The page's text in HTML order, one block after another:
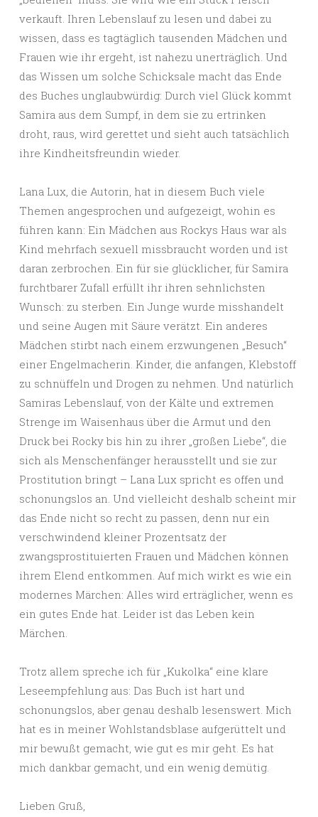
verkauft. Ihren Lebenslauf zu lesen und dabei zu
wissen, dass es tagtäglich tausenden Mädchen und
Frauen wie ihr ergeht, ist nahezu unerträglich. Und
das Wissen um solche Schicksale macht das Ende
des Buches unglaubwürdig: Durch viel Glück kommt
Samira aus dem Sumpf, in dem sie zu ertrinken
droht, raus, wird gerettet und sieht auch tatsächlich
ihre Kindheitsfreundin wieder.
Lana Lux, die Autorin, hat in diesem Buch viele
Themen angesprochen und aufgezeigt, wohin es
führen kann: Ein Mädchen aus Rockys Haus war als
Kind mehrfach sexuell missbraucht worden und ist
daran zerbrochen. Ein für sie glücklicher, für Samira
furchtbarer Zufall erfüllt ihr ihren sehnlichsten
Wunsch: zu sterben. Ein Junge wurde misshandelt
und seine Augen mit Säure verätzt. Ein anderes
Mädchen stirbt nach einem erzwungenen „Besuch“
einer Engelmacherin. Kinder, die anfangen, Klebstoff
zu schnüffeln und Drogen zu nehmen. Und natürlich
Samiras Lebenslauf, von der Kälte und extremen
Strenge im Waisenhaus über die Armut und den
Druck bei Rocky bis hin zu ihrer „großen Liebe“, die
sich als Menschenfänger herausstellt und sie zur
Prostitution bringt – Lana Lux spricht es offen und
schonungslos an. Und vielleicht deshalb scheint mir
das Ende nicht so recht zu passen, denn nur ein
verschwindend kleiner Prozentsatz der
zwangsprostituierten Frauen und Mädchen können
ihrem Elend entkommen. Auf mich wirkt es wie ein
modernes Märchen: Alles wird erträglicher, wenn es
ein gutes Ende hat. Leider ist das Leben kein
Märchen.
Trotz allem spreche ich für „Kukolka“ eine klare
Leseempfehlung aus: Das Buch ist hart und
schonungslos, aber genau deshalb lesenswert. Mich
hat es in meiner Wohlstandsblase aufgerüttelt und
mir bewußt gemacht, wie gut es mir geht. Es hat
mich dankbar gemacht, und ein wenig demütig.
Lieben Gruß,